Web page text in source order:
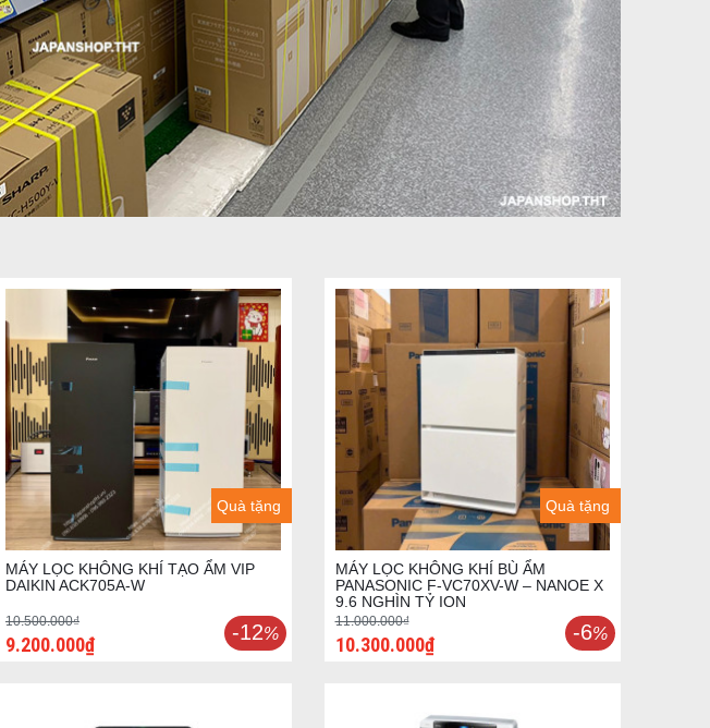
Quà tặng
MÁY LỌC KHÔNG KHÍ TẠO ẨM VIP
DAIKIN ACK705A-W
10.500.000₫
9.200.000₫
-12%
Quà tặng
MÁY LỌC KHÔNG KHÍ BÙ ẨM
PANASONIC F-VC70XV-W – NANOE X
9.6 NGHÌN TỶ ION
11.000.000₫
10.300.000₫
-6%